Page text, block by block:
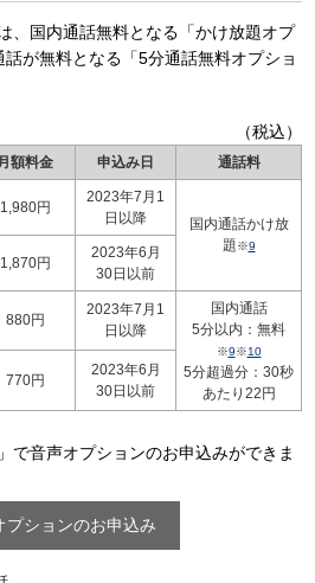
、国内通話無料となる「かけ放題オプ
が無料となる「5分通話無料オプショ
（税込）
月額料金 申込み日 通話料
1,980円
2023年7月1
日以降
国内通話かけ放
題※9
1,870円
2023年6月
30日以前
880円
2023年7月1
日以降
国内通話
5分以内：無料
※9※10
5分超過分：30秒
あたり22円
770円
2023年6月
30日以前
で音声オプションのお申込みができま
プションのお申込み